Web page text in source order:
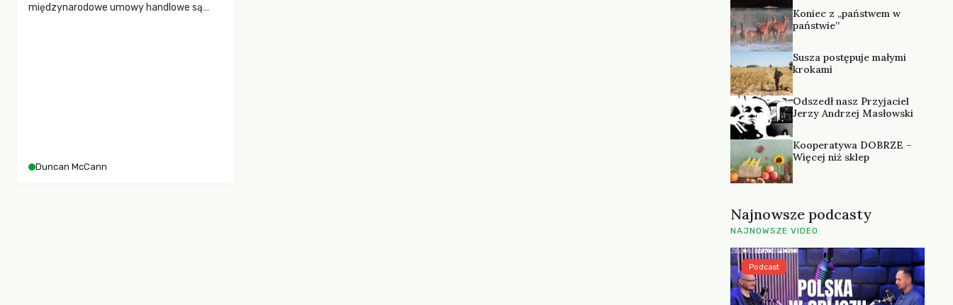
międzynarodowe umowy handlowe są
Duncan McCann
Koniec z „państwem w
państwie”
Susza postępuje małymi
krokami
Odszedł nasz Przyjaciel
Jerzy Andrzej Masłowski
Kooperatywa DOBRZE –
Więcej niż sklep
Najnowsze podcasty
NAJNOWSZE VIDEO
Podcast